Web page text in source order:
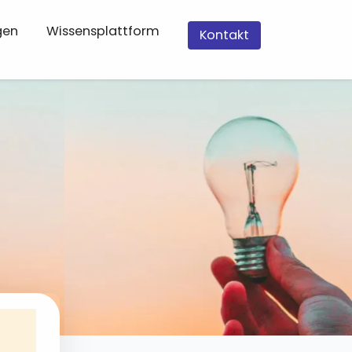
Wissensplattform Kontakt